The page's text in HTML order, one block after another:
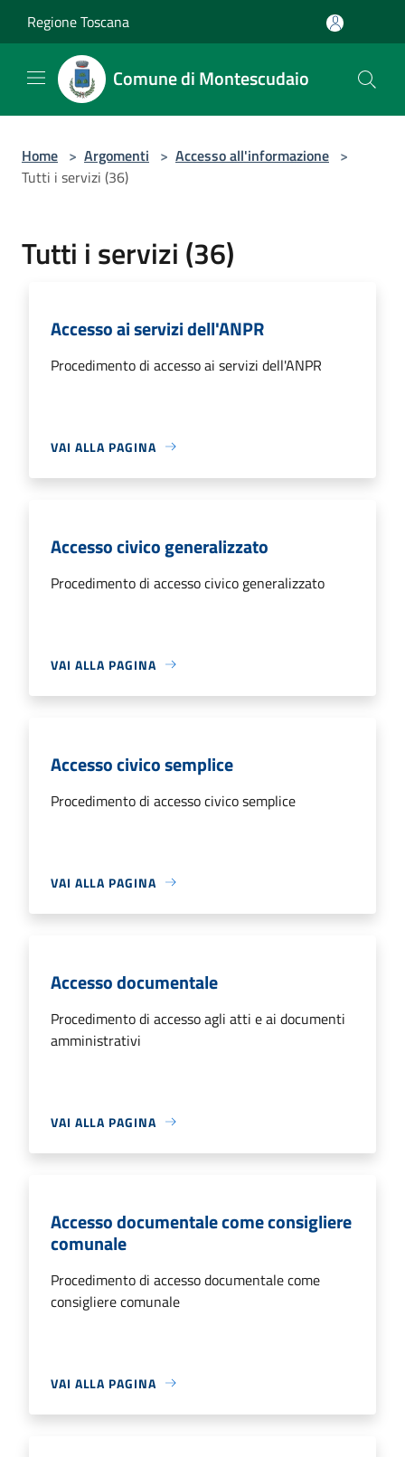
Regione Toscana
Comune di Montescudaio
Home > Argomenti > Accesso all'informazione >
Tutti i servizi (36)
Tutti i servizi (36)
Accesso ai servizi dell'ANPR
Procedimento di accesso ai servizi dell'ANPR
VAI ALLA PAGINA
Accesso civico generalizzato
Procedimento di accesso civico generalizzato
VAI ALLA PAGINA
Accesso civico semplice
Procedimento di accesso civico semplice
VAI ALLA PAGINA
Accesso documentale
Procedimento di accesso agli atti e ai documenti
amministrativi
VAI ALLA PAGINA
Accesso documentale come consigliere
comunale
Procedimento di accesso documentale come
consigliere comunale
VAI ALLA PAGINA